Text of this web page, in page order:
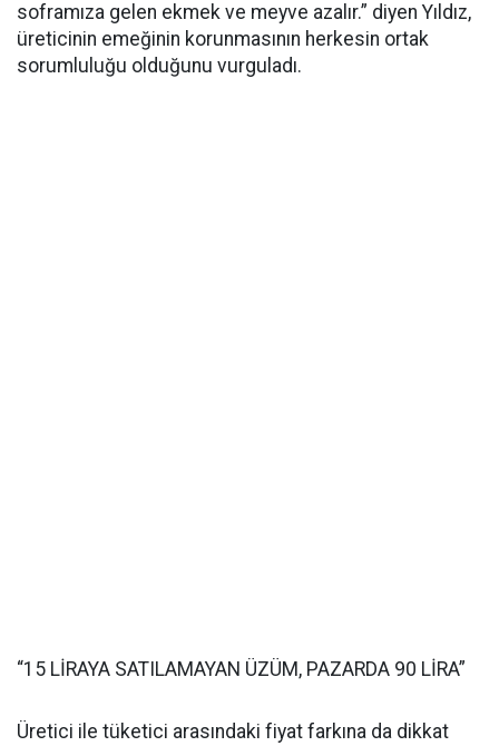
soframıza gelen ekmek ve meyve azalır.” diyen Yıldız,
üreticinin emeğinin korunmasının herkesin ortak
sorumluluğu olduğunu vurguladı.
“15 LİRAYA SATILAMAYAN ÜZÜM, PAZARDA 90 LİRA”
Üretici ile tüketici arasındaki fiyat farkına da dikkat